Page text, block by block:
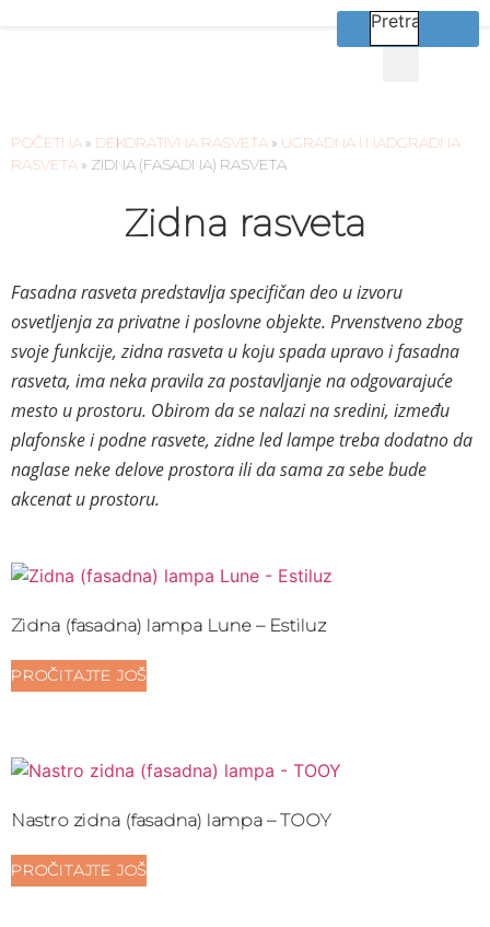
Pretraga
POČETNA » DEKORATIVNA RASVETA » UGRADNA I NADGRADNA
RASVETA » ZIDNA (FASADNA) RASVETA
Zidna rasveta
Fasadna rasveta predstavlja specifičan deo u izvoru
osvetljenja za privatne i poslovne objekte. Prvenstveno zbog
svoje funkcije, zidna rasveta u koju spada upravo i fasadna
rasveta, ima neka pravila za postavljanje na odgovarajuće
mesto u prostoru. Obirom da se nalazi na sredini, između
plafonske i podne rasvete, zidne led lampe treba dodatno da
naglase neke delove prostora ili da sama za sebe bude
akcenat u prostoru.
Zidna (fasadna) lampa Lune – Estiluz
PROČITAJTE JOŠ
Nastro zidna (fasadna) lampa – TOOY
PROČITAJTE JOŠ